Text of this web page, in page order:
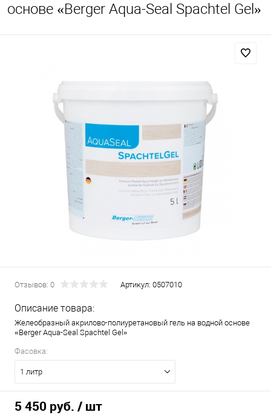
основе «Berger Aqua-Seal Spachtel Gel»
Отзывов: 0 Артикул: 0507010
Описание товара:
Желеобразный акрилово-полиуретановый гель на водной основе
«Berger Aqua-Seal Spachtel Gel»
Фасовка:
1 литр
5 450 руб. / шт